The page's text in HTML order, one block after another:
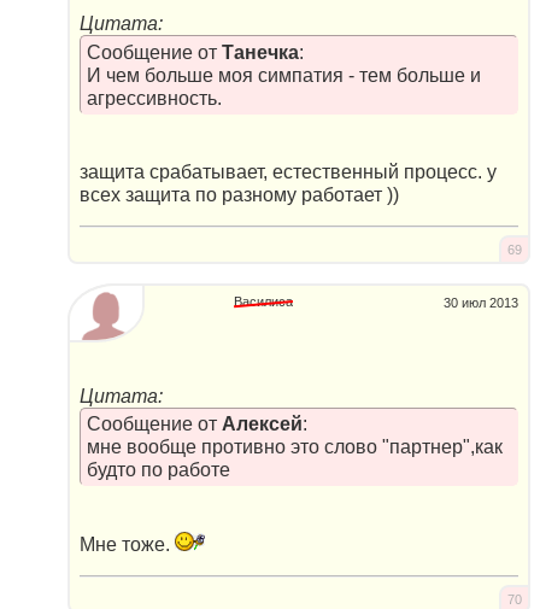
Цитата:
Сообщение от Танечка:
И чем больше моя симпатия - тем больше и
агрессивность.
защита срабатывает, естественный процесс. у
всех защита по разному работает ))
69
30 июл 2013
Василиса
Цитата:
Сообщение от Алексей:
мне вообще противно это слово "партнер",как
будто по работе
Мне тоже.
70